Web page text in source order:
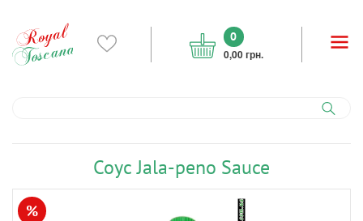
0
0,00 грн.
Соус Jala-peno Sauce
%